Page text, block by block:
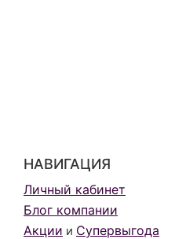
НАВИГАЦИЯ
Личный кабинет
Блог компании
Акции и Супервыгода